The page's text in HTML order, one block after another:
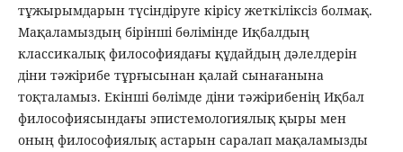
тұжырымдарын түсіндіруге кірісу жеткіліксіз болмақ.
Мақаламыздың бірінші бөлімінде Иқбалдың
классикалық философиядағы құдайдың дәлелдерін
діни тәжірибе тұрғысынан қалай сынағанына
тоқталамыз. Екінші бөлімде діни тәжірибенің Иқбал
философиясындағы эпистемологиялық қыры мен
оның философиялық астарын саралап мақаламызды